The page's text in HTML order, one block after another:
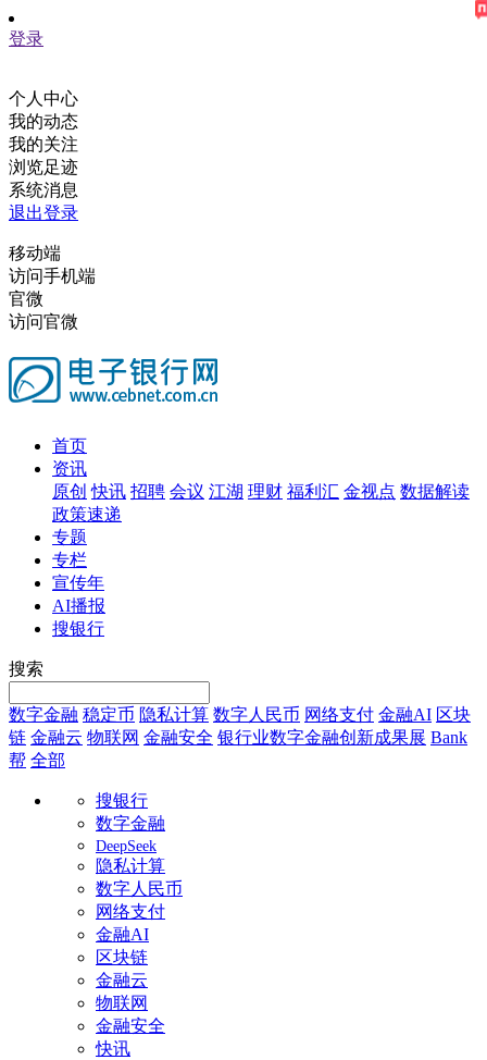
登录
个人中心
我的动态
我的关注
浏览足迹
系统消息
退出登录
移动端
访问手机端
官微
访问官微
首页
资讯
原创 快讯 招聘 会议 江湖 理财 福利汇 金视点 数据解读
政策速递
专题
专栏
宣传年
AI播报
搜银行
搜索
数字金融 稳定币 隐私计算 数字人民币 网络支付 金融AI 区块
链 金融云 物联网 金融安全 银行业数字金融创新成果展 Bank
帮 全部
搜银行
数字金融
DeepSeek
隐私计算
数字人民币
网络支付
金融AI
区块链
金融云
物联网
金融安全
快讯